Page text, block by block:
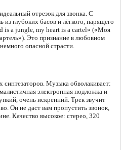
отрезок для звонка. С
глубоких басов и лёгкого, парящего
is a jungle, my heart is a cartel» («Моя
Это признание в любовном
опасной страсти.
синтезаторов. Музыка обволакивает:
электронная подложка и
очень искренний. Трек звучит
Он не даст вам пропустить звонок,
Качество высокое: стерео, 320